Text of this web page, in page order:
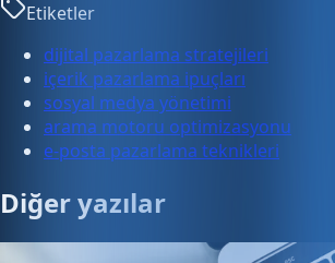
Etiketler
dijital pazarlama stratejileri
içerik pazarlama ipuçları
sosyal medya yönetimi
arama motoru optimizasyonu
e-posta pazarlama teknikleri
Diğer yazılar